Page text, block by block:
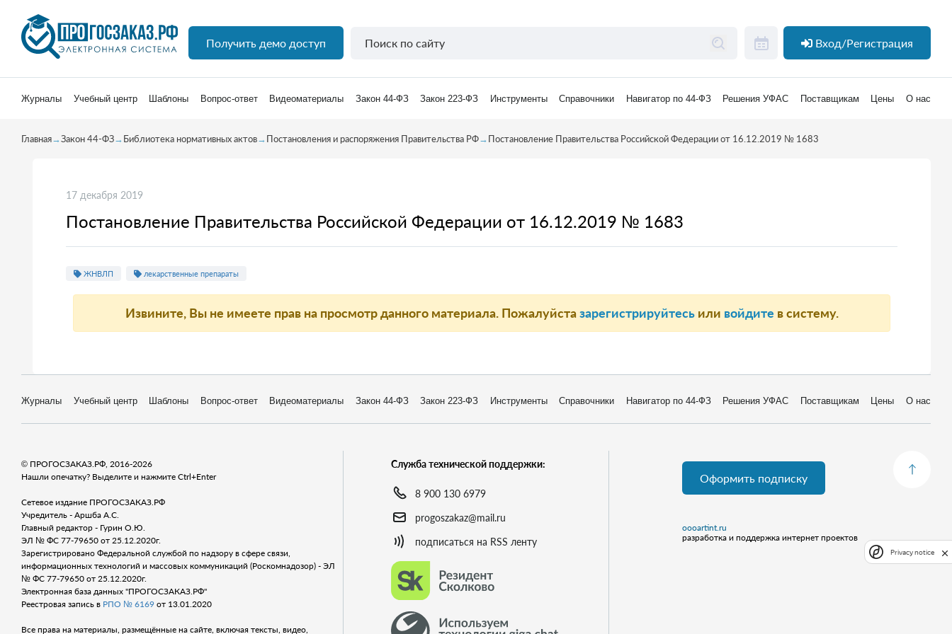
Получить демо доступ Вход/Регистрация
Журналы Учебный центр Шаблоны Вопрос-ответ Видеоматериалы Закон 44-ФЗ Закон 223-ФЗ Инструменты Справочники Навигатор по 44-ФЗ Решения УФАС Поставщикам Цены О нас
Главная→Закон 44-ФЗ→Библиотека нормативных актов→Постановления и распоряжения Правительства РФ→Постановление Правительства Российской Федерации от 16.12.2019 № 1683
17 декабря 2019
Постановление Правительства Российской Федерации от 16.12.2019 № 1683
ЖНВЛП лекарственные препараты
Извините, Вы не имеете прав на просмотр данного материала. Пожалуйстазарегистрируйтесьили войдите в систему.
Журналы Учебный центр Шаблоны Вопрос-ответ Видеоматериалы Закон 44-ФЗ Закон 223-ФЗ Инструменты Справочники Навигатор по 44-ФЗ Решения УФАС Поставщикам Цены О нас
© ПРОГОСЗАКАЗ.РФ, 2016-2026
Нашли опечатку? Выделите и нажмите Ctrl+Enter
Сетевое издание ПРОГОСЗАКАЗ.РФ
Учредитель - Аршба А.С.
Главный редактор - Гурин О.Ю.
ЭЛ № ФС 77-79650 от 25.12.2020г.
Зарегистрировано Федеральной службой по надзору в сфере связи,
информационных технологий и массовых коммуникаций (Роскомнадозор) - ЭЛ
№ ФС 77-79650 от 25.12.2020г.
Электронная база данных "ПРОГОСЗАКАЗ.РФ"
Реестровая запись в РПО № 6169 от 13.01.2020
Все права на материалы, размещённые на сайте, включая тексты, видео,
Служба технической поддержки:
8 900 130 6979
progoszakaz@mail.ru
подписаться на RSS ленту
Оформить подписку
oooartint.ru
разработка и поддержка интернет проектов
Privacy notice